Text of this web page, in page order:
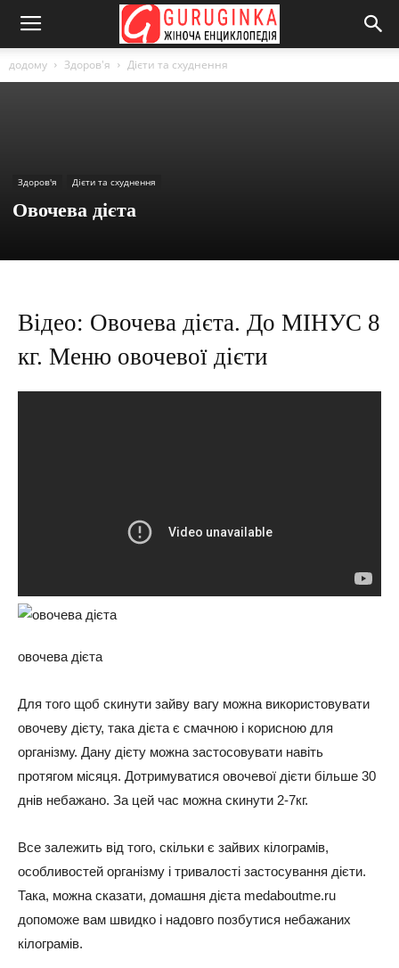
додому Здоров'я Дієти та схуднення
Здоров'я Дієти та схуднення
Овочева дієта
Відео: Овочева дієта. До МІНУС 8
кг. Меню овочевої дієти
овочева дієта
Для того щоб скинути зайву вагу можна використовувати
овочеву дієту, така дієта є смачною і корисною для
організму. Дану дієту можна застосовувати навіть
протягом місяця. Дотримуватися овочевої дієти більше 30
днів небажано. За цей час можна скинути 2-7кг.
Все залежить від того, скільки є зайвих кілограмів,
особливостей організму і тривалості застосування дієти.
Така, можна сказати, домашня дієта medaboutme.ru
допоможе вам швидко і надовго позбутися небажаних
кілограмів.